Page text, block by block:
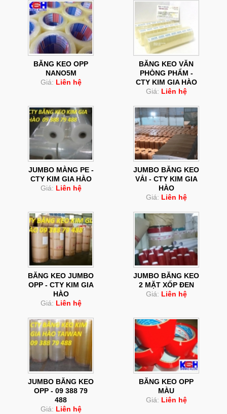
BĂNG KEO OPP
NANO5M
Giá: Liên hệ
BĂNG KEO VĂN
PHÒNG PHẨM -
CTY KIM GIA HÀO
Giá: Liên hệ
JUMBO MÀNG PE -
CTY KIM GIA HÀO
Giá: Liên hệ
JUMBO BĂNG KEO
VẢI - CTY KIM GIA
HÀO
Giá: Liên hệ
BĂNG KEO JUMBO
OPP - CTY KIM GIA
HÀO
Giá: Liên hệ
JUMBO BĂNG KEO
2 MẶT XỐP ĐEN
Giá: Liên hệ
JUMBO BĂNG KEO
OPP - 09 388 79
488
Giá: Liên hệ
BĂNG KEO OPP
MÀU
Giá: Liên hệ